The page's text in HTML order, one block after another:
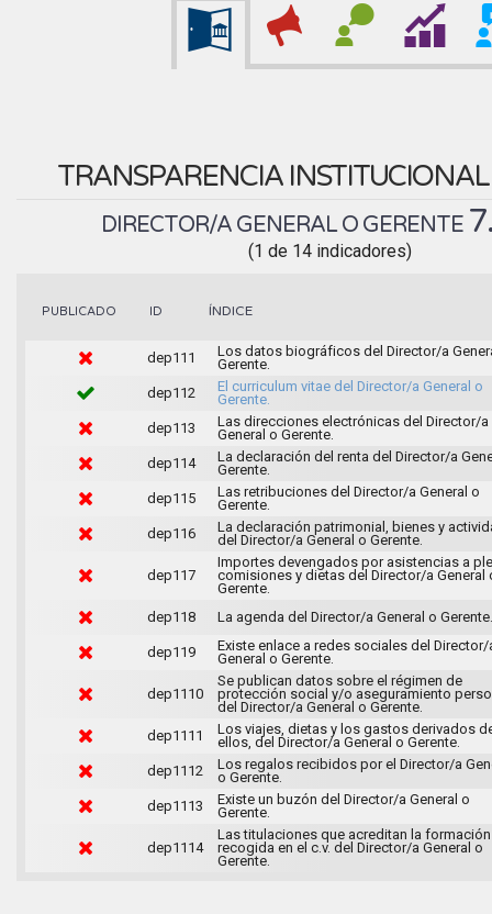
TRANSPARENCIA
DIRECTOR/A GENERAL O GERENTE
(1 de 14 indicadores)
PUBLICADO ID ÍNDICE
dep111
Los datos biográficos del Director/a
Gerente.
dep112
El curriculum vitae del Director/a General o
Gerente.
dep113
Las direcciones electrónicas del Director/a
General o Gerente.
dep114
La declaración del renta del Director/a
Gerente.
dep115
Las retribuciones del Director/a General o
Gerente.
dep116
La declaración patrimonial, bienes y
del Director/a General o Gerente.
dep117
Importes devengados por asistencias a
comisiones y dietas del Director/a General
Gerente.
dep118
La agenda del Director/a General o Gerente.
dep119
Existe enlace a redes sociales del Director/
General o Gerente.
dep1110
Se publican datos sobre el régimen de
protección social y/o aseguramiento
del Director/a General o Gerente.
dep1111
Los viajes, dietas y los gastos derivados
ellos, del Director/a General o Gerente.
dep1112
Los regalos recibidos por el Director/a
o Gerente.
dep1113
Existe un buzón del Director/a General o
Gerente.
dep1114
Las titulaciones que acreditan la formación
recogida en el c.v. del Director/a General o
Gerente.